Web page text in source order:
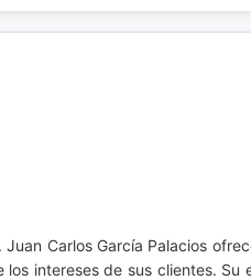
Juan Carlos García Palacios
intereses de sus clientes.